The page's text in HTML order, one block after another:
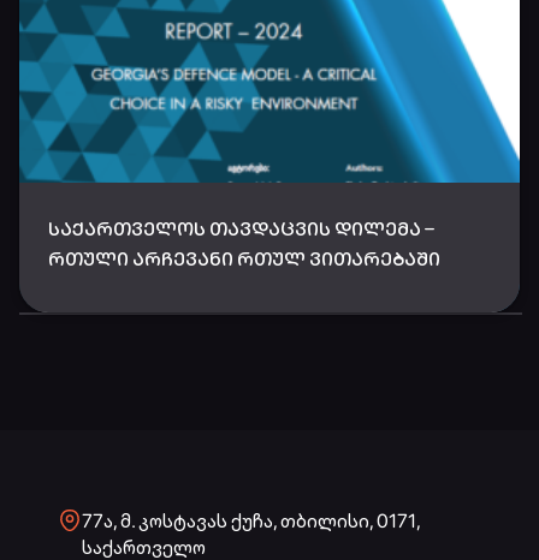
ᲡᲐᲥᲐᲠᲗᲕᲔᲚᲝᲡ ᲗᲐᲕᲓᲐᲪᲕᲘᲡ ᲓᲘᲚᲔᲛᲐ –
ᲠᲗᲣᲚᲘ ᲐᲠᲩᲔᲕᲐᲜᲘ ᲠᲗᲣᲚ ᲕᲘᲗᲐᲠᲔᲑᲐᲨᲘ
77ა, მ. კოსტავას ქუჩა, თბილისი, 0171,
საქართველო